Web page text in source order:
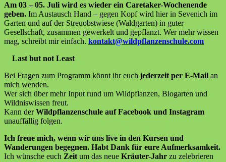
Am 03 – 05. Juli wird es wieder ein Caretaker-Wochenende
geben. Im Austausch Hand – gegen Kopf wird hier in Sevenich im
Garten und auf der Streuobstwiese (Waldgarten) in guter
Gesellschaft, zusammen gewerkelt und gepflanzt. Wer mehr wissen
mag, schreibt mir einfach. kontakt@wildpflanzenschule.com
Last but not Least
Bei Fragen zum Programm könnt ihr euch jederzeit per E-Mail an
mich wenden.
Wer sich über mehr Input rund um Wildpflanzen, Biogarten und
Wildniswissen freut.
Kann derWildpflanzenschule auf Facebook und Instagram
unauffällig folgen.
Ich freue mich, wenn wir uns live in den Kursen und
Wanderungen begegnen. Habt Dank für eure Aufmerksamkeit.
Ich wünsche euch Zeit um das neue Kräuter-Jahr zu zelebrieren